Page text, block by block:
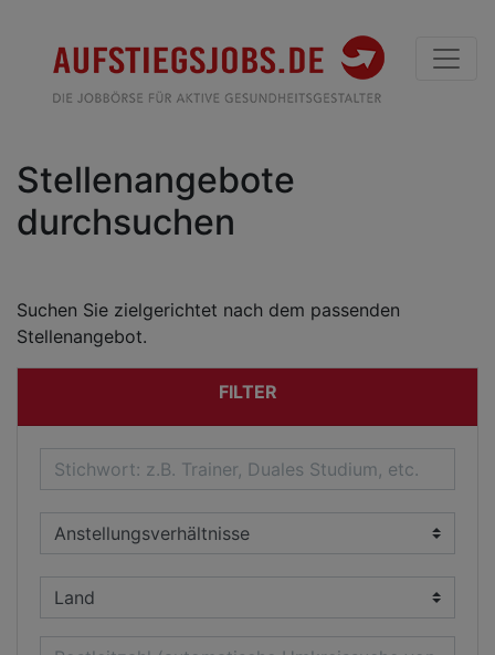
Stellenangebote
durchsuchen
Suchen Sie zielgerichtet nach dem passenden
Stellenangebot.
FILTER